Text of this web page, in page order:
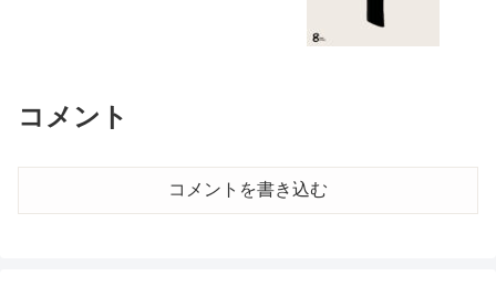
コメント
コメントを書き込む